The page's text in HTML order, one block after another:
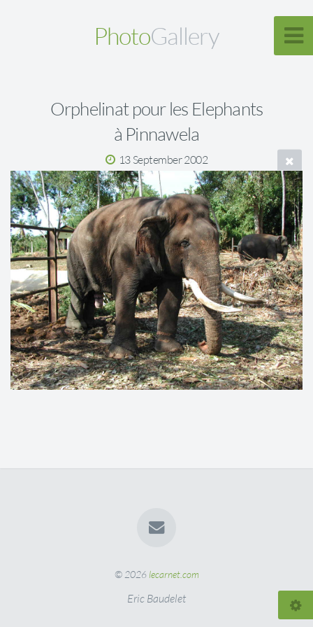
PhotoGallery
Orphelinat pour les Elephants
à Pinnawela
13 September 2002
© 2026 lecarnet.com
Eric Baudelet